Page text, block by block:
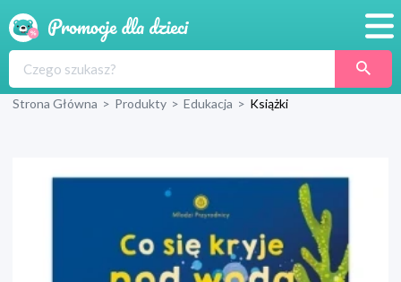
Produkty
Blog
Wyprawka
Strona Główna > Produkty > Edukacja > Książki